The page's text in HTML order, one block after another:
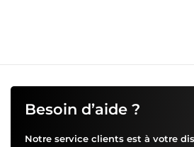
Besoin d’aide ?
Notre service clients est à votre